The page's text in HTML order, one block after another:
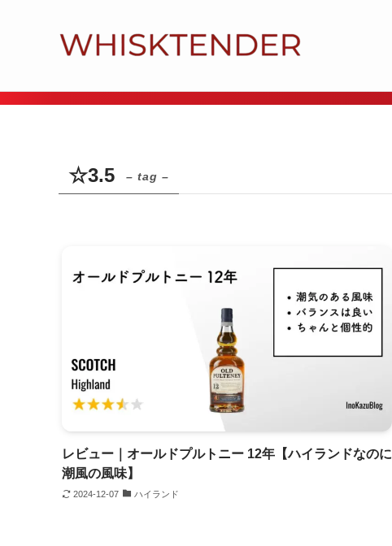
☆3.5 – tag –
レビュー｜オールドプルトニー 12年【ハイランドなのに
潮風の風味】
2024-12-07 ハイランド